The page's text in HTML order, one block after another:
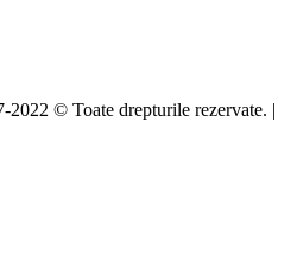
© Toate drepturile rezervate. |